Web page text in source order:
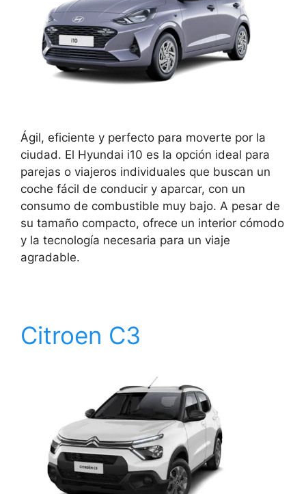
Ágil, eficiente y perfecto para moverte por la
ciudad. El Hyundai i10 es la opción ideal para
parejas o viajeros individuales que buscan un
coche fácil de conducir y aparcar, con un
consumo de combustible muy bajo. A pesar de
su tamaño compacto, ofrece un interior cómodo
y la tecnología necesaria para un viaje
agradable.
Citroen C3